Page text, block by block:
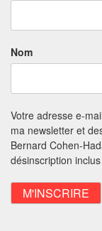
Nom
Votre adresse e-
ma newsletter et
Bernard Cohen-
désinscription